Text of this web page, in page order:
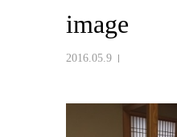
image
2016.05.9